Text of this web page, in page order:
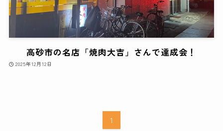
高砂市の名店「焼肉大吉」さんで達成会！
2025年12月12日
1